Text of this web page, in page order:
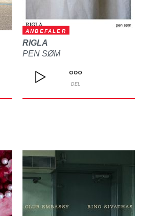
ANBEFALER
RIGLA
PEN SØM
DEL